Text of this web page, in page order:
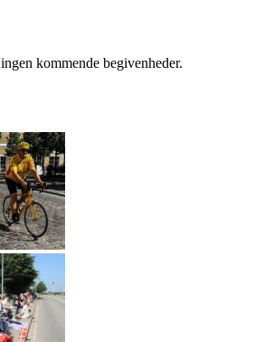
kommende begivenheder.